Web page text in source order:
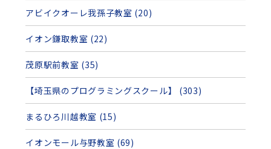
アビイクオーレ我孫子教室 (20)
イオン鎌取教室 (22)
茂原駅前教室 (35)
【埼玉県のプログラミングスクール】 (303)
まるひろ川越教室 (15)
イオンモール与野教室 (69)